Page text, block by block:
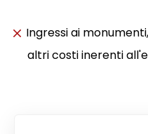
Ingressi ai
altri costi inerenti